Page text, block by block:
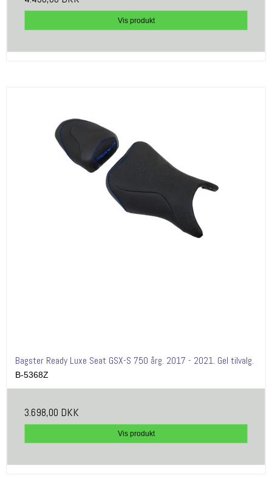
Vis produkt
Bagster Ready Luxe Seat GSX-S 750 årg. 2017 - 2021. Gel tilvalg.
B-5368Z
3.698,00 DKK
Vis produkt